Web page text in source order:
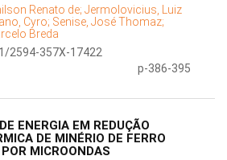
Renato de; Jermolovicius, Luiz
Cyro; Senise, José Thomaz;
Breda
2594-357X-17422
p-386-395
ENERGIA EM REDUÇÃO
DE MINÉRIO DE FERRO
MICROONDAS